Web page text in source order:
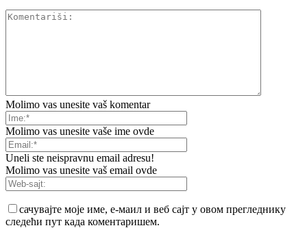
Molimo vas unesite vaš komentar
Molimo vas unesite vaše ime ovde
Uneli ste neispravnu email adresu!
Molimo vas unesite vaš email ovde
сачувајте моје име, е-маил и веб сајт у овом прегледнику
следећи пут када коментаришем.